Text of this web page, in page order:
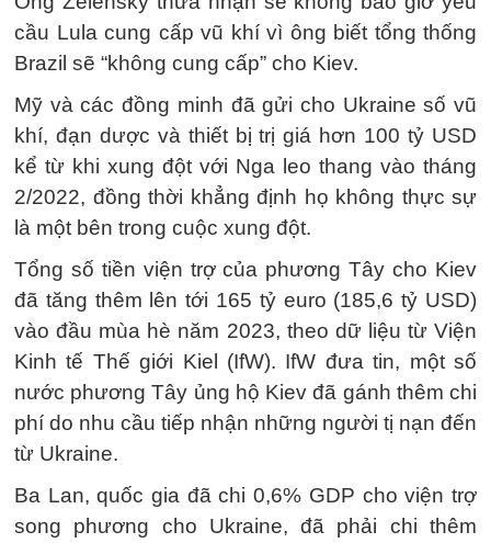
cầu Lula cung cấp vũ khí vì ông biết tổng thống
Brazil sẽ “không cung cấp” cho Kiev.
Mỹ và các đồng minh đã gửi cho Ukraine số vũ
khí, đạn dược và thiết bị trị giá hơn 100 tỷ USD
kể từ khi xung đột với Nga leo thang vào tháng
2/2022, đồng thời khẳng định họ không thực sự
là một bên trong cuộc xung đột.
Tổng số tiền viện trợ của phương Tây cho Kiev
đã tăng thêm lên tới 165 tỷ euro (185,6 tỷ USD)
vào đầu mùa hè năm 2023, theo dữ liệu từ Viện
Kinh tế Thế giới Kiel (IfW). IfW đưa tin, một số
nước phương Tây ủng hộ Kiev đã gánh thêm chi
phí do nhu cầu tiếp nhận những người tị nạn đến
từ Ukraine.
Ba Lan, quốc gia đã chi 0,6% GDP cho viện trợ
song phương cho Ukraine, đã phải chi thêm